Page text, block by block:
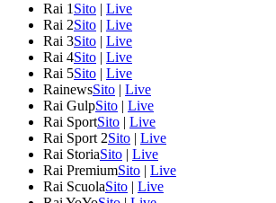
Rai 1 Sito | Live
Rai 2Sito | Live
Rai 3Sito | Live
Rai 4Sito | Live
Rai 5Sito | Live
RainewsSito | Live
Rai GulpSito | Live
Rai SportSito | Live
Rai Sport 2Sito | Live
Rai StoriaSito | Live
Rai PremiumSito | Live
Rai ScuolaSito | Live